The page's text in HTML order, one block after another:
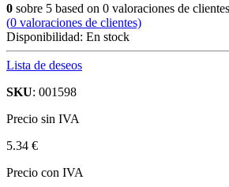
0 sobre 5 based on 0 valoraciones de clientes
(0 valoraciones de clientes)
Disponibilidad: En stock
Lista de deseos
SKU: 001598
Precio sin IVA
5.34 €
Precio con IVA